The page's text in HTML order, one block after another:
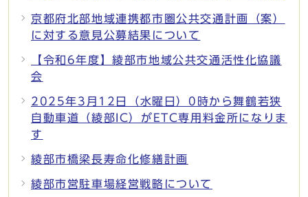
京都府北部地域連携都市圏公共交通計画（案）
に対する意見公募結果について
【令和6年度】綾部市地域公共交通活性化協議
会
2025年3月12日（水曜日）0時から舞鶴若狭
自動車道（綾部IC）がETC専用料金所になりま
す
綾部市橋梁長寿命化修繕計画
綾部市営駐車場経営戦略について